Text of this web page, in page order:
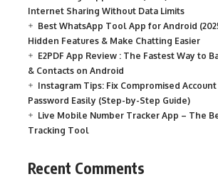
Internet Sharing Without Data Limits
Best WhatsApp Tool App for Android
Hidden Features & Make Chatting Easier
E2PDF App Review : The Fastest Way to
& Contacts on Android
Instagram Tips: Fix Compromised
Password Easily (Step-by-Step Guide)
Live Mobile Number Tracker App – The
Tracking Tool
Recent Comments